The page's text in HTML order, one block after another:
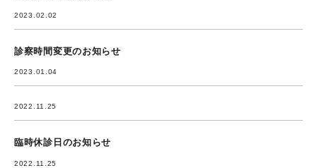
2023.02.02
診察時間変更のお知らせ
2023.01.04
2022.11.25
臨時休診日のお知らせ
2022.11.25